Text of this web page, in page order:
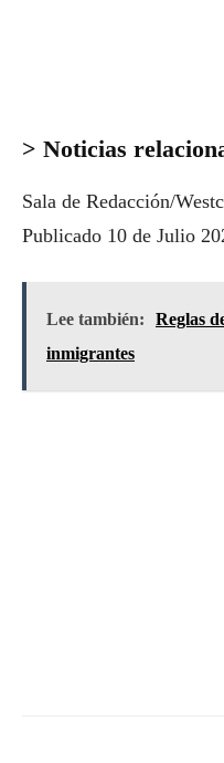
> Noticias
Sala de Redacción/
Publicado 10 de Julio
Lee también:
Reglas
inmigrantes